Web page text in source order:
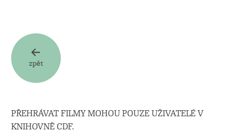
zpět
PŘEHRÁVAT FILMY MOHOU POUZE UŽIVATELÉ V
KNIHOVNĚ CDF.